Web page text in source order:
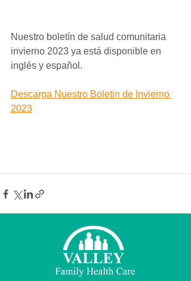
Nuestro boletín de salud comunitaria
invierno 2023 ya está disponible en
inglés y español.
Descarga Nuestro Boletin de Invierno
2023